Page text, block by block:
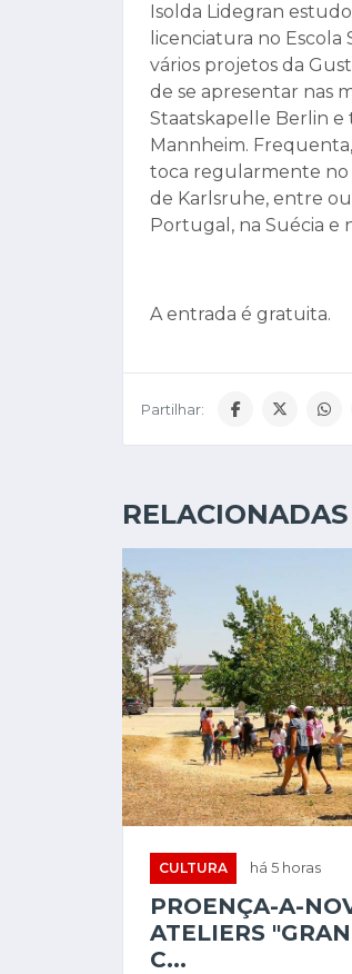
Isolda Lidegran
licenciatura no
vários projetos da
de se apresentar nas
Staatskapelle Berlin
Mannheim.
toca regularmente no
de Karlsruhe, entre
Portugal, na Suécia e
A entrada é gratuita.
Partilhar:
RELACIONADAS
CULTURA há 5 horas
PROENÇA-A-
ATELIERS
C...